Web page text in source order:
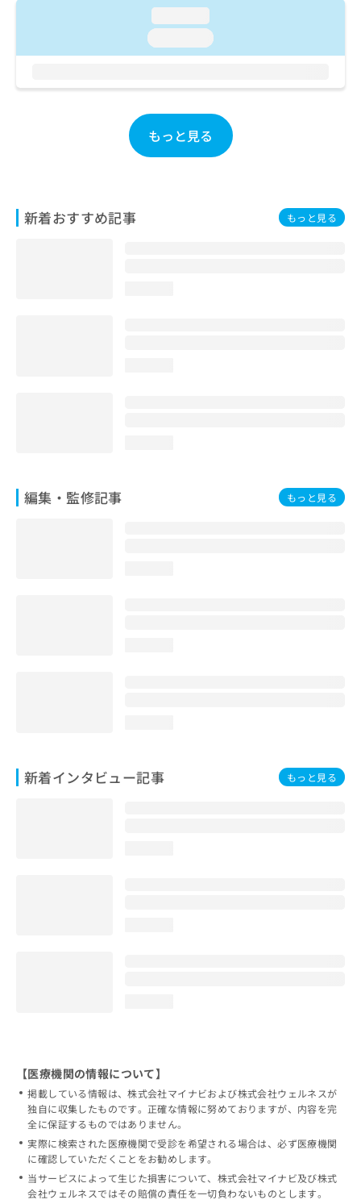
もっと見る
新着おすすめ記事 もっと見る
編集・監修記事 もっと見る
新着インタビュー記事 もっと見る
合
せ
【医療機関の情報について】
掲載している情報は、株式会社マイナビおよび株式会社ウェルネスが
独自に収集したものです。正確な情報に努めておりますが、内容を完
全に保証するものではありません。
実際に検索された医療機関で受診を希望される場合は、必ず医療機関
に確認していただくことをお勧めします。
当サービスによって生じた損害について、株式会社マイナビ及び株式
会社ウェルネスではその賠償の責任を一切負わないものとします。